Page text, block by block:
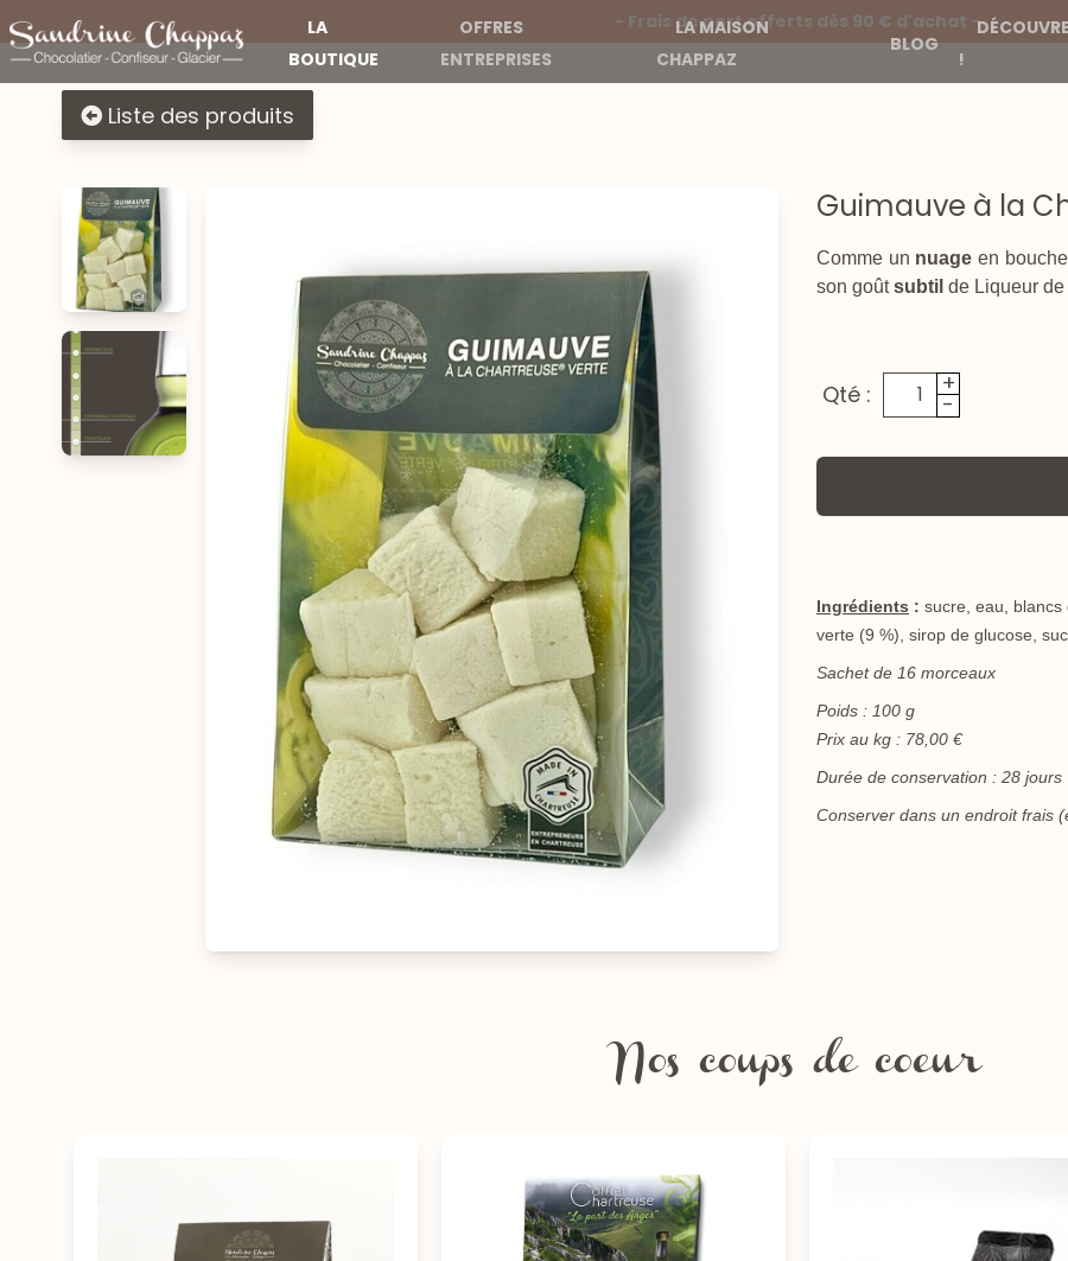
LA
BOUTIQUE
OFFRES
ENTREPRISES
LA MAISON
CHAPPAZ
BLOG
!
- Frais de port offerts dès 90 € d'achat -
Liste des produits
Guimauve à la
Comme un nuage en
son goûtsubtil de Liqueur de
Qté : +
-
Ingrédients : sucre, eau, blancs
verte (9 %), sirop de glucose,
Sachet de 16 morceaux
Poids : 100 g
Prix au kg : 78,00 €
Durée de conservation : 28 jours
Conserver dans un endroit frais
Nos coups de coeur